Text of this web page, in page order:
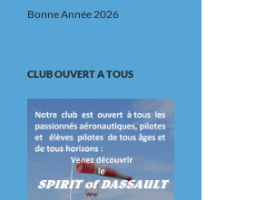
Bonne Année 2026
CLUB OUVERT A TOUS